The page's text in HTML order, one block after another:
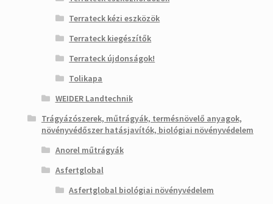
Terrateck kézi eszközök
Terrateck kiegészítők
Terrateck újdonságok!
Tolikapa
WEIDER Landtechnik
Trágyázószerek, műtrágyák, termésnövelő anyagok,
növényvédőszer hatásjavítók, biológiai növényvédelem
Anorel műtrágyák
Asfertglobal
Asfertglobal biológiai növényvédelem